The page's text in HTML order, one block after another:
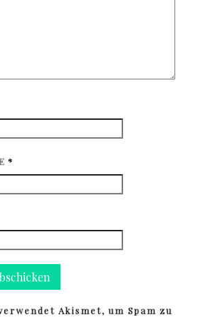
*
Akismet, um Spam zu